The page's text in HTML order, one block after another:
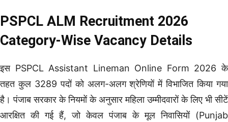
PSPCL ALM Recruitment 2026
Category-Wise Vacancy Details
इस PSPCL Assistant Lineman Online Form 2026 के
तहत कुल 3289 पदों को अलग-अलग श्रेणियों में विभाजित किया गया
है। पंजाब सरकार के नियमों के अनुसार महिला उम्मीदवारों के लिए भी सीटें
आरक्षित की गई हैं, जो केवल पंजाब के मूल निवासियों (Punjab